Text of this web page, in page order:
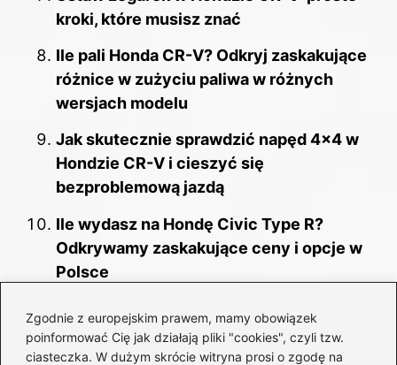
Zgodnie z europejskim prawem, mamy obowiązek
poinformować Cię jak działają pliki "cookies", czyli tzw.
ciasteczka. W dużym skrócie witryna prosi o zgodę na
kroki, które musisz znać
Ile pali Honda CR-V? Odkryj zaskakujące
różnice w zużyciu paliwa w różnych
wersjach modelu
Jak skutecznie sprawdzić napęd 4×4 w
Hondzie CR-V i cieszyć się
bezproblemową jazdą
Ile wydasz na Hondę Civic Type R?
Odkrywamy zaskakujące ceny i opcje w
Polsce